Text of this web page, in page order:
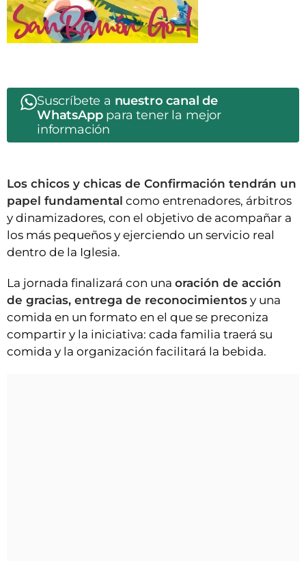
Suscríbete a nuestro canal de
WhatsApppara tener la mejor
información
Los chicos y chicas de Confirmación tendrán un
papel fundamental como entrenadores, árbitros
y dinamizadores, con el objetivo de acompañar a
los más pequeños y ejerciendo un servicio real
dentro de la Iglesia.
La jornada finalizará con una oración de acción
de gracias, entrega de reconocimientos y una
comida en un formato en el que se preconiza
compartir y la iniciativa: cada familia traerá su
comida y la organización facilitará la bebida.